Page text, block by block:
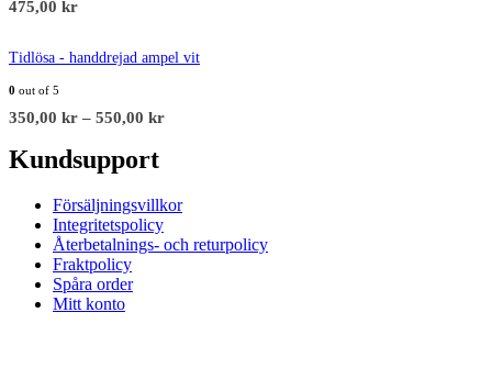
475,00 kr
Tidlösa - handdrejad ampel vit
0 out of 5
350,00 kr – 550,00 kr
Kundsupport
Försäljningsvillkor
Integritetspolicy
Återbetalnings- och returpolicy
Fraktpolicy
Spåra order
Mitt konto